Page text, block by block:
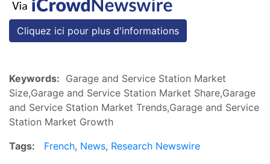
Cliquez ici pour plus d'informations
Keywords: Garage and Service Station Market
Size,Garage and Service Station Market Share,Garage
and Service Station Market Trends,Garage and Service
Station Market Growth
Tags:
French, News, Research Newswire